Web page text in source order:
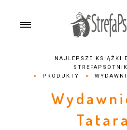
NAJLEPSZE KSIĄŻKI
>
PRODUKTY >